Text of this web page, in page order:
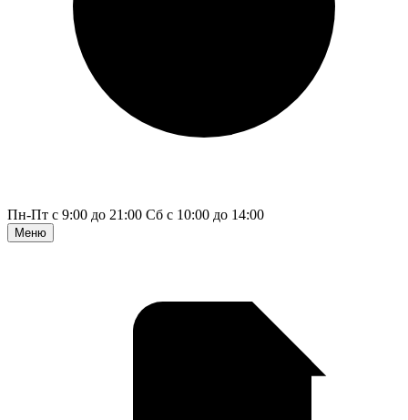
Пн-Пт с 9:00 до 21:00 Сб с 10:00 до 14:00
Меню